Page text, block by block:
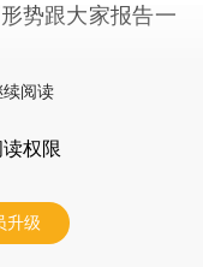
势跟大家报告一
续阅读
权限
升级